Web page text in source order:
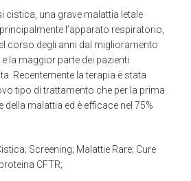
cistica, una grave malattia letale
l’apparato respiratorio,
corso degli anni dal miglioramento
la maggior parte dei pazienti
Recentemente la terapia è stata
tipo di trattamento che per la prima
malattia ed è efficace nel 75%
Screening; Malattie Rare; Cure
CFTR;